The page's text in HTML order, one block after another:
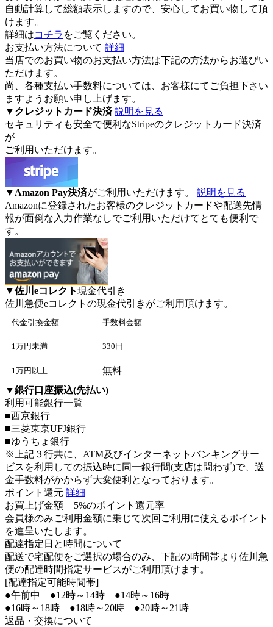
自動計算して総額表示しますので、安心してお買い物して頂
けます。
詳細はコチラ をご覧ください。
お支払い方法について 詳細
当店でのお買い物のお支払い方法は下記の方法からお選びい
ただけます。
尚、各種支払い手数料については、お客様にてご負担下さい
ますようお願い申し上げます。
▼ クレジットカード決済 説明を見る
セキュリティも安全で便利なStripeのクレジットカード決済
が
ご利用いただけます。
▼ Amazon Pay決済がご利用いただけます。 説明を見る
Amazonに登録されたお客様のクレジットカードや配送先情
報が面倒な入力作業なしでご利用いただけてとても便利で
す。
▼佐川eコレクト現金代引き
佐川急便eコレクト の現金代引きがご利用頂けます。
代金引換金額 手数料金額
1万円未満 330円
1万円以上
無料
▼銀行口座振込(先払い)
利用可能銀行一覧
■西京銀行
■三菱東京UFJ銀行
■ゆうちょ銀行
※上記３行共に、ATM及びインターネットバンキングサー
ビスを利用しての振込時に同一銀行間(支店は問わず)で、送
金手数料がかからず大変便利となっております。
ポイント還元 詳細
お買上げ金額 = 5%のポイント還元率
会員様のみご利用金額に乗じて次回ご利用に使えるポイント
を進呈いたします。
配達指定日と時間について
配送で宅配便をご選択の場合のみ、下記の時間帯より佐川急
便の配達時間指定サービスがご利用頂けます。
[配達指定可能時間帯]
●午前中 ●12時～14時 ●14時～16時
●16時～18時 ●18時～20時 ●20時～21時
返品・交換について